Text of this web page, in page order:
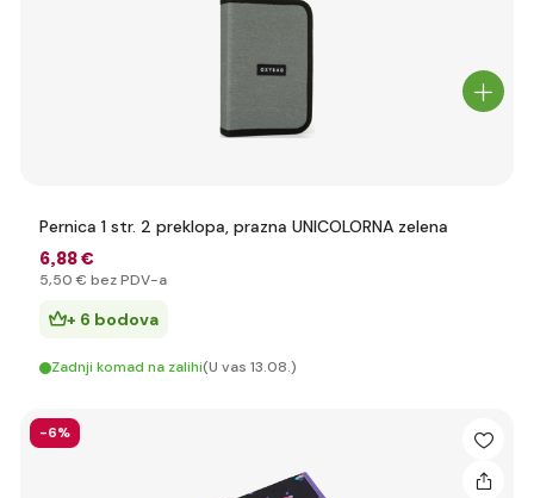
Pernica 1 str. 2 preklopa, prazna UNICOLORNA zelena
6,88 €
5,50 € bez PDV-a
+ 6 bodova
Zadnji komad na zalihi(U vas 13.08.)
-6%